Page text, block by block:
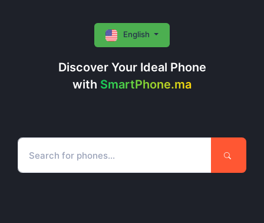
Discover Your Ideal Phone
with SmartPhone.ma
English